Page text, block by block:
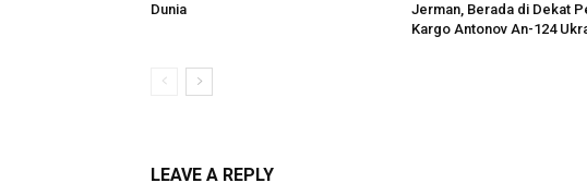
Dunia
Jerman, Berada di Dekat
Kargo Antonov An-124
LEAVE A REPLY